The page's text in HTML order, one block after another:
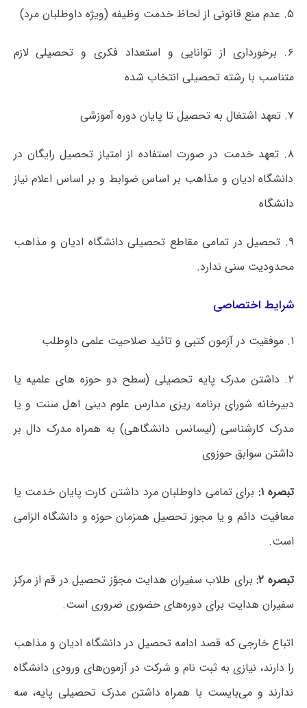
۵. عدم منع قانونی از لحاظ خدمت وظیفه (ویژه داوطلبان مرد)
۶. برخورداری از توانایی و استعداد فکری و تحصیلی لازم
متناسب با رشته تحصیلی انتخاب شده
۷. تعهد اشتغال به تحصیل تا پایان دوره آموزشی
۸. تعهد خدمت در صورت استفاده از امتیاز تحصیل رایگان در
دانشگاه ادیان و مذاهب بر اساس ضوابط و بر اساس اعلام نیاز
دانشگاه
۹. تحصیل در تمامی مقاطع تحصیلی دانشگاه ادیان و مذاهب
محدودیت سنی ندارد.
شرایط اختصاصی
۱. موفقیت در آزمون کتبی و تائید صلاحیت علمی داوطلب
۲. داشتن مدرک پایه تحصیلی (سطح دو حوزه های علمیه یا
دبیرخانه شورای برنامه ریزی مدارس علوم دینی اهل سنت و یا
مدرک کارشناسی (لیسانس دانشگاهی) به همراه مدرک دال بر
داشتن سوابق حوزوی
تبصره ۱: برای تمامی داوطلبان مرد داشتن کارت پایان خدمت یا
معافیت دائم و یا مجوز تحصیل همزمان حوزه و دانشگاه الزامی
است.
تبصره ۲:
برای طلاب سفیران هدایت مجوّز تحصیل در قم از مرکز
سفیران هدایت برای دوره‌های حضوری ضروری است.
اتباع خارجی که قصد ادامه تحصیل در دانشگاه ادیان و مذاهب
را دارند، نیازی به ثبت نام و شرکت در آزمون‌های ورودی دانشگاه
ندارند و می‌بایست با همراه داشتن مدرک تحصیلی پایه، سه